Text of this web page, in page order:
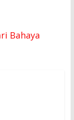
Bahaya